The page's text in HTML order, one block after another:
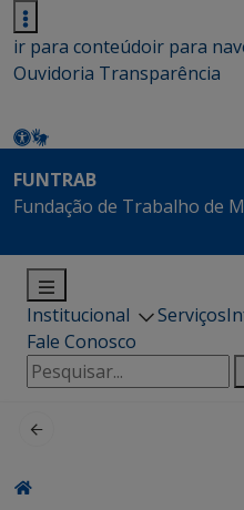
ir para conteúdoir para
Ouvidoria Transparência
FUNTRAB
Fundação de Trabalho de
Institucional Serviços
Fale Conosco
Pesquisar
por: